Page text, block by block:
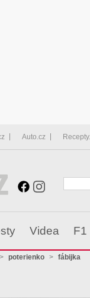
Auto.cz
Videa F1
> poterienko > fábijka